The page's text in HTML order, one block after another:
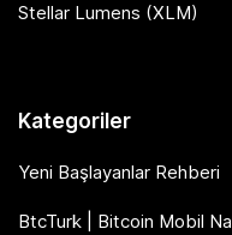
Stellar Lumens (XLM)
Kategoriler
Yeni Başlayanlar Rehberi
BtcTurk | Bitcoin Mobil